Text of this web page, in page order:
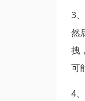
3
然
拽
可
4